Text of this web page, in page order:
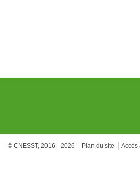
© CNESST, 2016 – 2026 Plan du site Accès